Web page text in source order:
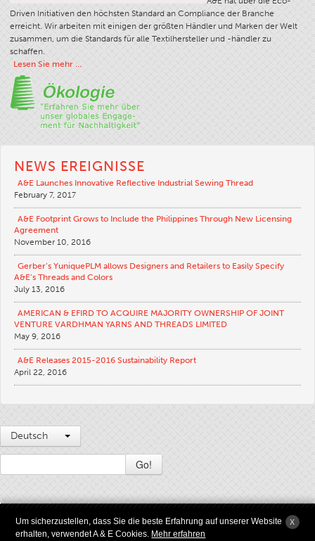
Driven Initiativen den höchsten Standard an Compliance der Branche
erreicht. Wir arbeiten mit einigen der größten Händler und Marken der Welt
zusammen, um die Standards für alle Textilhersteller und -händler zu
schaffen.
Lesen Sie mehr …
NEWS EREIGNISSE
A&E Launches Innovative Reflective Industrial Sewing Thread
February 7, 2017
A&E Footprint Grows to Include the Philippines Through New Licensing
Agreement
November 10, 2016
Gerber’s YuniquePLM allows Designers and Retailers to Easily Specify
A&E’s Threads and Colors
July 13, 2016
AMERICAN & EFIRD TO ACQUIRE MAJORITY OWNERSHIP OF JOINT
VENTURE VARDHMAN YARNS AND THREADS LIMITED
May 9, 2016
A&E Releases 2015-2016 Sustainability Report
April 22, 2016
Deutsch
Go!
2009 - 2026 © Copyright American & Efird LLC Alle Rechte vorbehalten |AGB
Nutzungsbedingungen |Privatleben |California Transparenz in Supply Chains Act
von 2010|Sitemap|Anesyst
X
Um sicherzustellen, dass Sie die beste Erfahrung auf unserer Website
erhalten, verwendet A & E Cookies. Mehr erfahren